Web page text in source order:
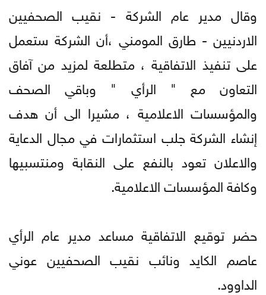
وقال مدير عام الشركة - نقيب الصحفيين
الاردنيين - طارق المومني ،أن الشركة ستعمل
على تنفيذ الاتفاقية ، متطلعة لمزيد من آفاق
التعاون مع " الرأي " وباقي الصحف
والمؤسسات الاعلامية ، مشيرا الى أن هدف
إنشاء الشركة جلب استثمارات في مجال الدعاية
والاعلان تعود بالنفع على النقابة ومنتسبيها
وكافة المؤسسات الاعلامية.
حضر توقيع الاتفاقية مساعد مدير عام الرأي
عاصم الكايد ونائب نقيب الصحفيين عوني
الداوود.